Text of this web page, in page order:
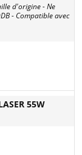
d'origine - Ne
- Compatible avec
55W